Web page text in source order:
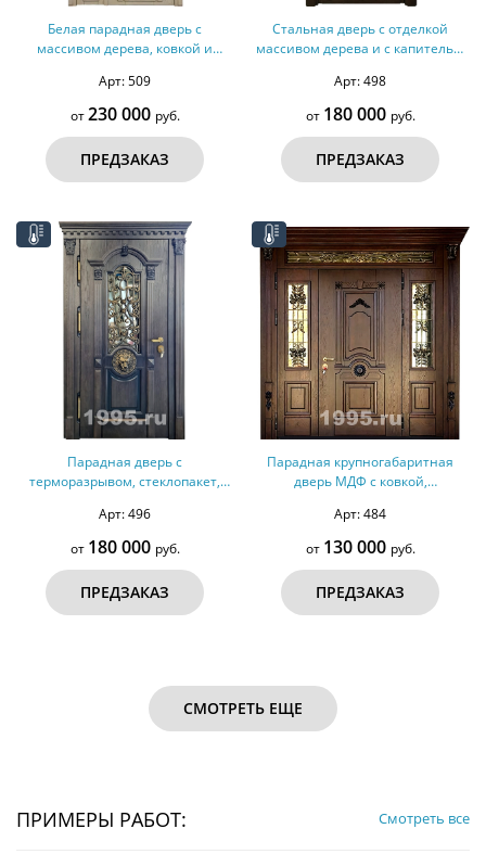
Белая парадная дверь с
массивом дерева, ковкой и
Арт: 509
от230 000 руб.
ПРЕДЗАКАЗ
Стальная дверь с отделкой
массивом дерева и с капителью
Арт: 498
от 180 000 руб.
ПРЕДЗАКАЗ
Парадная дверь с
терморазрывом, стеклопакет,
Арт: 496
от 180 000 руб.
ПРЕДЗАКАЗ
Парадная крупногабаритная
дверь МДФ с ковкой,
Арт: 484
от 130 000 руб.
ПРЕДЗАКАЗ
СМОТРЕТЬ ЕЩЕ
ПРИМЕРЫ РАБОТ: Смотреть все